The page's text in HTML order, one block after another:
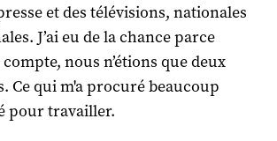
et des télévisions, nationales
J’ai eu de la chance parce
nous n’étions que deux
Ce qui m'a procuré beaucoup
pour travailler.